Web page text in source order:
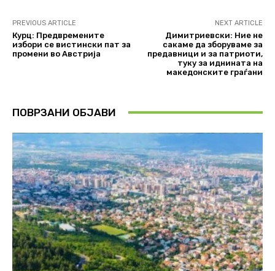
PREVIOUS ARTICLE
Курц: Предвремените
избори се вистински пат за
промени во Австрија
NEXT ARTICLE
Димитриевски: Ние не
сакаме да зборуваме за
предавници и за патриоти,
туку за иднината на
македонските граѓани
ПОВРЗАНИ ОБЈАВИ